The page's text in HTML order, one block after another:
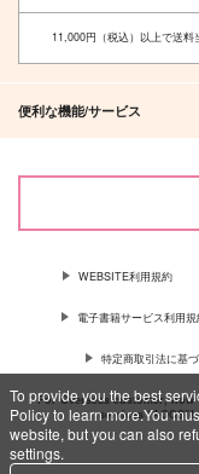
To provide you the best
Policy to learn more.You
website, but you can also
settings.
11,000円（税込）以上で送料
便利な機能/サービス
WEBSITE利用規約
電子書籍サービス利用規
特定商取引法に基
For Overseas customer,
services